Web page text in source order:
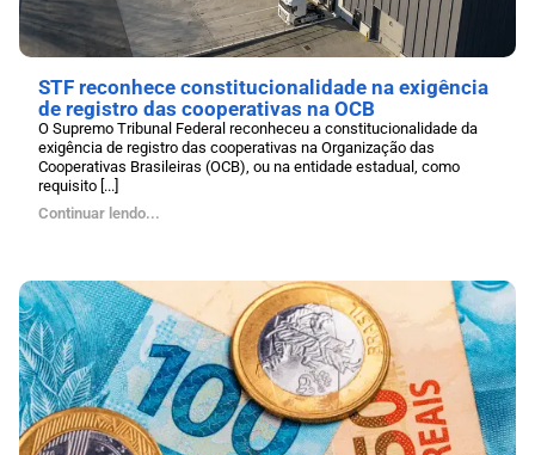
STF reconhece constitucionalidade na exigência
de registro das cooperativas na OCB
O Supremo Tribunal Federal reconheceu a constitucionalidade da
exigência de registro das cooperativas na Organização das
Cooperativas Brasileiras (OCB), ou na entidade estadual, como
requisito [...]
Continuar lendo...